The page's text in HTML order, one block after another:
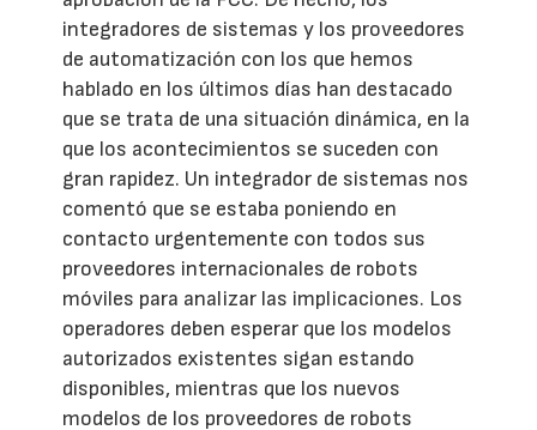
integradores de sistemas y los proveedores
de automatización con los que hemos
hablado en los últimos días han destacado
que se trata de una situación dinámica, en la
que los acontecimientos se suceden con
gran rapidez. Un integrador de sistemas nos
comentó que se estaba poniendo en
contacto urgentemente con todos sus
proveedores internacionales de robots
móviles para analizar las implicaciones. Los
operadores deben esperar que los modelos
autorizados existentes sigan estando
disponibles, mientras que los nuevos
modelos de los proveedores de robots